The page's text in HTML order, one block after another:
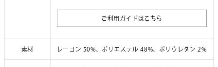
ご利用ガイドはこちら
素材 レーヨン 50%、ポリエステル 48%、ポリウレタン 2%